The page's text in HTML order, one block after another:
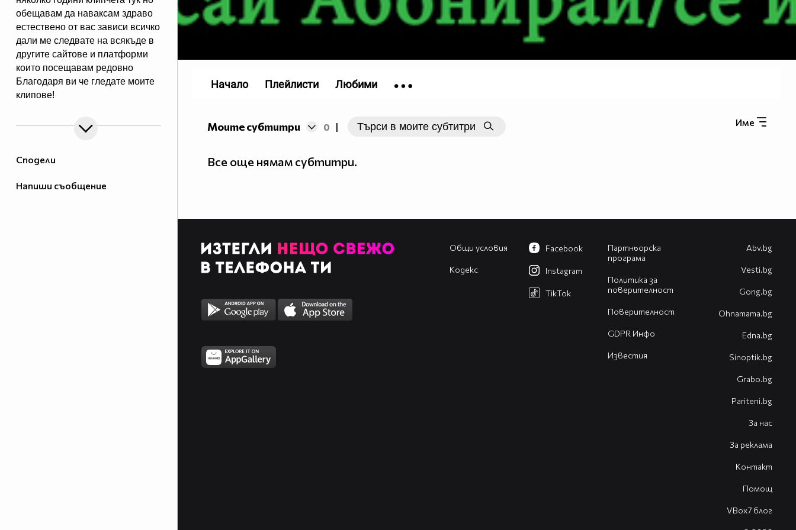
Сподели
Напиши съобщение
обещавам да наваксам здраво
естествено от вас зависи всичко
дали ме следвате на всякъде в
другите сайтове и платформи
които посещавам редовно
Благодаря ви че гледате моите
клипове!
Моите субтитри 0 | Име
Все още нямам субтитри.
Начало Плейлисти Любими
Общи условия
Кодекс
Партньорска
програма
Политика за
поверителност
Поверителност
GDPR Инфо
Известия
Facebook
Instagram
TikTok
Abv.bg
Vesti.bg
Gong.bg
Оhnamama.bg
Edna.bg
Sinoptik.bg
Grabo.bg
Pariteni.bg
За нас
За реклама
Контакт
Помощ
VBox7 блог